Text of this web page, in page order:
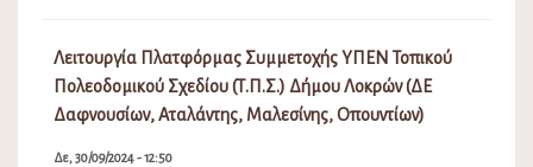
Λειτουργία Πλατφόρμας Συμμετοχής ΥΠΕΝ Τοπικού
Πολεοδομικού Σχεδίου (Τ.Π.Σ.) Δήμου Λοκρών (ΔΕ
Δαφνουσίων, Αταλάντης, Μαλεσίνης, Οπουντίων)
Δε, 30/09/2024 - 12:50